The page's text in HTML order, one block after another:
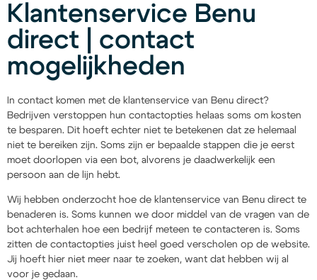
Klantenservice Benu
direct | contact
mogelijkheden
In contact komen met de klantenservice van Benu direct?
Bedrijven verstoppen hun contactopties helaas soms om kosten
te besparen. Dit hoeft echter niet te betekenen dat ze helemaal
niet te bereiken zijn. Soms zijn er bepaalde stappen die je eerst
moet doorlopen via een bot, alvorens je daadwerkelijk een
persoon aan de lijn hebt.
Wij hebben onderzocht hoe de klantenservice van Benu direct te
benaderen is. Soms kunnen we door middel van de vragen van de
bot achterhalen hoe een bedrijf meteen te contacteren is. Soms
zitten de contactopties juist heel goed verscholen op de website.
Jij hoeft hier niet meer naar te zoeken, want dat hebben wij al
voor je gedaan.